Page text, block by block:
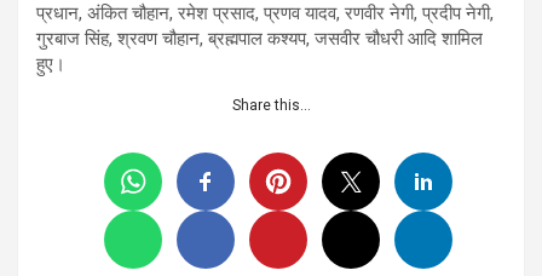
प्रधान, अंकित चौहान, रमेश प्रसाद, प्रणव यादव, रणवीर नेगी, प्रदीप नेगी,
गुरबाज सिंह, श्रवण चौहान, ब्रह्मपाल कश्यप, जसवीर चौधरी आदि शामिल
हुए।
Share this…